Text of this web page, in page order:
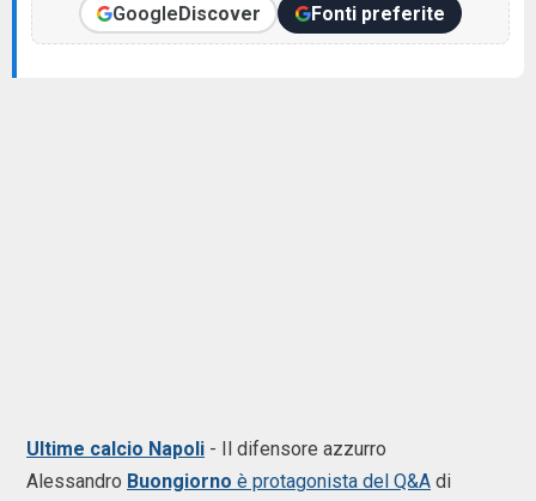
GoogleDiscover Fonti preferite
Ultime calcio Napoli - Il difensore azzurro
Alessandro Buongiorno è protagonista del Q&A di